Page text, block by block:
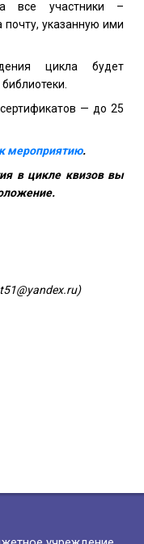
все участники –
указанную ими
цикла будет
— до 25
мероприятию.
в цикле квизов вы